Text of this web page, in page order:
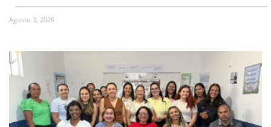
Agosto 3, 2026